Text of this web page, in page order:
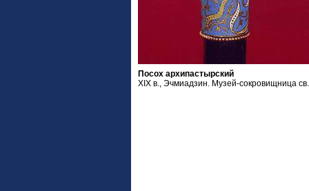
Посох архипастырский
XIX в., Эчмиадзин. Музей-сокровищница